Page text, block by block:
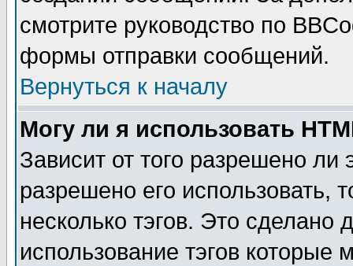
смотрите руководство по
формы отправки сообщений.
Вернуться к началу
Могу ли я использовать
Зависит от того разрешено
разрешено его использовать,
несколько тэгов. Это сделано
использование тэгов